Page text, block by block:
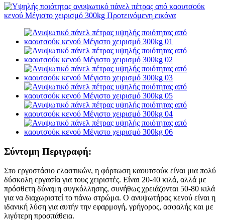
Σύντομη Περιγραφή:
Στο εργοστάσιο ελαστικών, η φόρτωση καουτσούκ είναι μια πολύ
δύσκολη εργασία για τους χειριστές. Είναι 20-40 κιλά, αλλά με
πρόσθετη δύναμη συγκόλλησης, συνήθως χρειάζονται 50-80 κιλά
για να διαχωριστεί το πάνω στρώμα. Ο ανυψωτήρας κενού είναι η
ιδανική λύση για αυτήν την εφαρμογή, γρήγορος, ασφαλής και με
λιγότερη προσπάθεια.